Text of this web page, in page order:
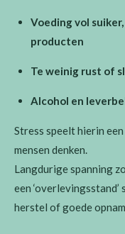
Voeding vol
producten
Te weinig rust of
Alcohol en
Stress speelt hierin
mensen denken.
Langdurige spanning
een
herstel of goede